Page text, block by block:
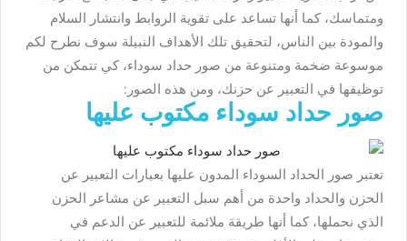
ومتماسك، كما أنها تساعد على تقوية الروابط وانتشار السلام
والمودة بين الناس، لتحقيق تلك الأهداف النبيلة سوف نطرح لكم
موسوعة ضخمة ومتنوعة من صور حداد سوداء، كي تتمكن من
توظيفها في التعبير عن حزنك، ومن هذه الصور:
صور حداد سوداء مكتوب عليها
تعتبر صور الحداد السوداء المدون عليها بعبارات التعبير عن
الحزن والحداد واحدة من أهم سبل التعبير عن مشاعر الحزن
الذي نحملها، كما أنها طريقة ملائمة للتعبير عن الدعم في